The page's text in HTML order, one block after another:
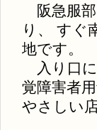
阪急服部
り、 すぐ
地です。
入り口に
覚障害者
やさしい